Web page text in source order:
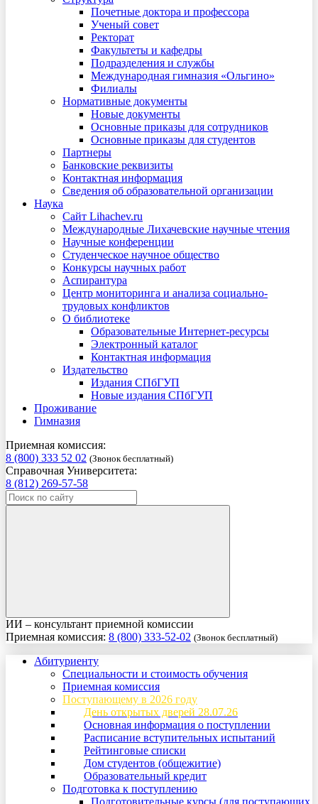
Почетные доктора и профессора
Ученый совет
Ректорат
Факультеты и кафедры
Подразделения и службы
Международная гимназия «Ольгино»
Филиалы
Нормативные документы
Новые документы
Основные приказы для сотрудников
Основные приказы для студентов
Партнеры
Банковские реквизиты
Контактная информация
Сведения об образовательной организации
Наука
Сайт Lihachev.ru
Международные Лихачевские научные чтения
Научные конференции
Студенческое научное общество
Конкурсы научных работ
Аспирантура
Центр мониторинга и анализа социально-
трудовых конфликтов
О библиотеке
Образовательные Интернет-ресурсы
Электронный каталог
Контактная информация
Издательство
Издания СПбГУП
Новые издания СПбГУП
Проживание
Гимназия
Приемная комиссия:
8 (800) 333 52 02 (Звонок бесплатный)
Справочная Университета:
8 (812) 269-57-58
ИИ – консультант приемной комиссии
Приемная комиссия: 8 (800) 333-52-02 (Звонок бесплатный)
Абитуриенту
Специальности и стоимость обучения
Приемная комиссия
Поступающему в 2026 году
День открытых дверей 28.07.26
Основная информация о поступлении
Расписание вступительных испытаний
Рейтинговые списки
Дом студентов (общежитие)
Образовательный кредит
Подготовка к поступлению
Подготовительные курсы (для поступающих